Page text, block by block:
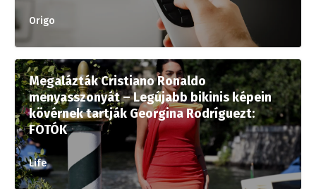
Origo
Megalázták Cristiano Ronaldo
menyasszonyát – Legújabb bikinis képein
kövérnek tartják Georgina Rodríguezt:
FOTÓK
Life